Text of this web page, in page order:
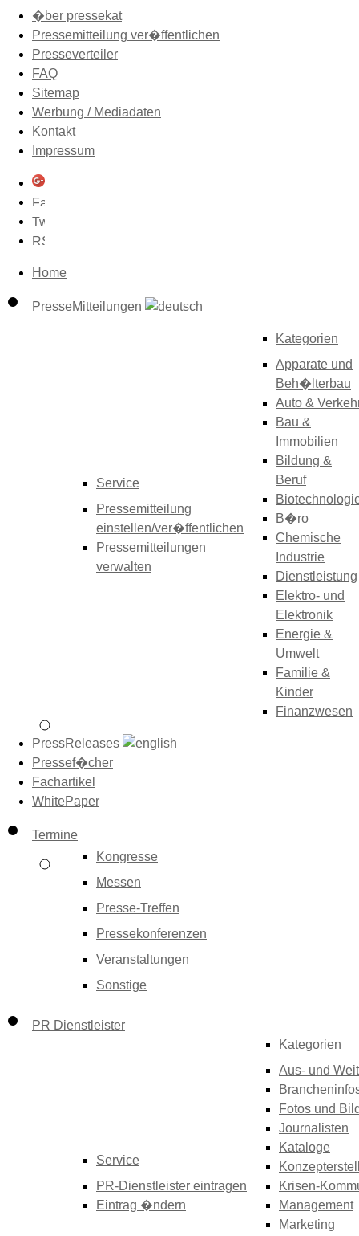
�ber pressekat
Pressemitteilung ver�ffentlichen
Presseverteiler
FAQ
Sitemap
Werbung / Mediadaten
Kontakt
Impressum
Home
PresseMitteilungen
Service
Pressemitteilung
einstellen/ver�ffentlichen
Pressemitteilungen
verwalten
Kategorien
Apparate und
Beh�lterbau
Auto &
Bau &
Immobilien
Bildung &
Beruf
B�ro
Chemische
Industrie
Dienstleistung
Elektro- und
Elektronik
Energie &
Umwelt
Familie &
Kinder
Finanzwesen
PressReleases
Pressef�cher
Fachartikel
WhitePaper
Termine
Kongresse
Messen
Presse-Treffen
Pressekonferenzen
Veranstaltungen
Sonstige
PR Dienstleister
Service
PR-Dienstleister eintragen
Eintrag �ndern
Kategorien
Aus- und
Fotos und
Journalisten
Kataloge
Krisen-
Management
Marketing